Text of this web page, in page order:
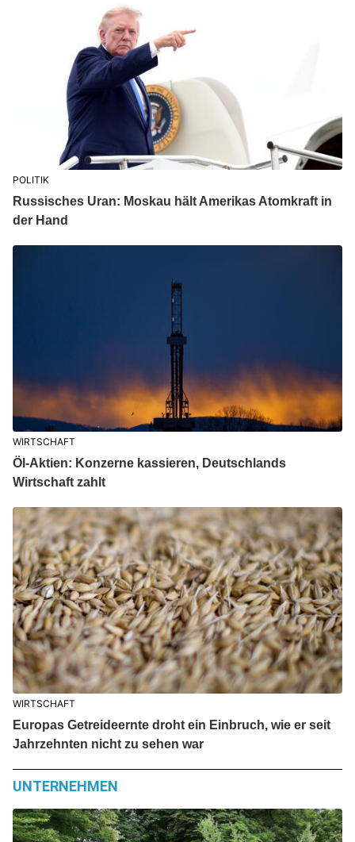
POLITIK
Russisches Uran: Moskau hält Amerikas Atomkraft in
der Hand
WIRTSCHAFT
Öl-Aktien: Konzerne kassieren, Deutschlands
Wirtschaft zahlt
WIRTSCHAFT
Europas Getreideernte droht ein Einbruch, wie er seit
Jahrzehnten nicht zu sehen war
UNTERNEHMEN